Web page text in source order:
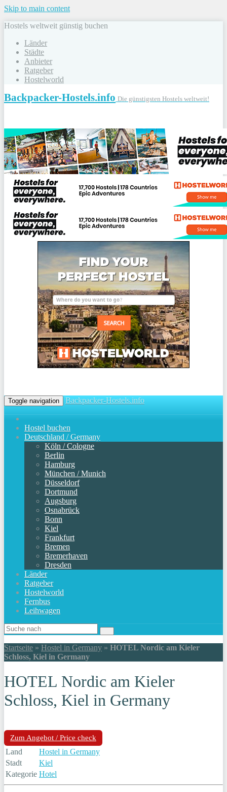
Skip to main content
Hostels weltweit günstig buchen
Länder
Städte
Anbieter
Ratgeber
Hostelworld
Backpacker-Hostels.info Die günstigsten Hostels weltweit!
Toggle navigation Backpacker-Hostels.info
Hostel buchen
Deutschland / Germany
Köln / Cologne
Berlin
Hamburg
München / Munich
Düsseldorf
Dortmund
Augsburg
Osnabrück
Bonn
Kiel
Frankfurt
Bremen
Bremerhaven
Dresden
Länder
Ratgeber
Hostelworld
Fernbus
Leihwagen
Startseite » Hostel in Germany » HOTEL Nordic am Kieler
Schloss, Kiel in Germany
HOTEL Nordic am Kieler
Schloss, Kiel in Germany
Zum Angebot / Price check
Land
Hostel in Germany
Stadt
Kiel
Kategorie Hotel